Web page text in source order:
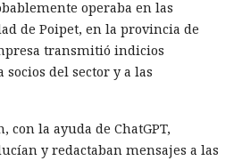
direcciones IP
evadir la
operaba en las
de Poipet, en la provincia de
transmitió indicios
del sector y a las
con la ayuda de ChatGPT,
y redactaban mensajes a las